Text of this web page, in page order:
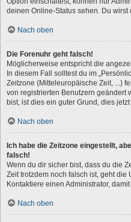
deinen Online-Status sehen. Du
Nach oben
Die Forenuhr geht falsch!
Möglicherweise entspricht die
In diesem Fall solltest du im
Zeitzone (Mitteleuropäische Zeit, ...)
von registrierten Benutzern geändert
bist, ist dies ein guter Grund, dies
Nach oben
Ich habe die Zeitzone eingestellt,
falsch!
Wenn du dir sicher bist, dass du die
Zeit trotzdem noch falsch ist, geht die
Kontaktiere einen Administrator,
Nach oben